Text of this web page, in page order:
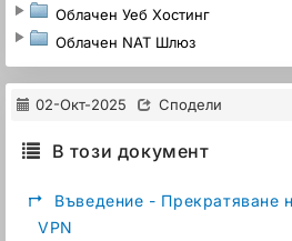
Облачен Уеб Хостинг
Облачен NAT Шлюз
02-Окт-2025 Сподели
В този документ
↱
Въведение - Прекратяване
VPN